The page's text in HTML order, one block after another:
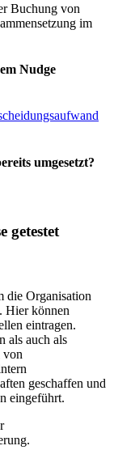
Buchung von
im
Nudge
umgesetzt?
getestet
die Organisation
Hier können
eintragen.
als auch als
von
geschaffen und
eingeführt.